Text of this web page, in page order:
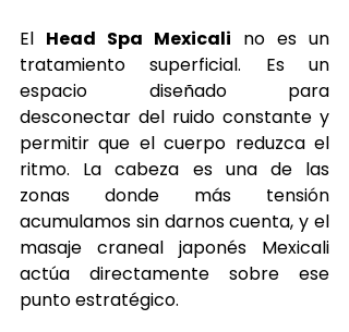
El Head Spa Mexicali no es un
tratamiento superficial. Es un
espacio diseñado para
desconectar del ruido constante y
permitir que el cuerpo reduzca el
ritmo. La cabeza es una de las
zonas donde más tensión
acumulamos sin darnos cuenta, y el
masaje craneal japonés Mexicali
actúa directamente sobre ese
punto estratégico.